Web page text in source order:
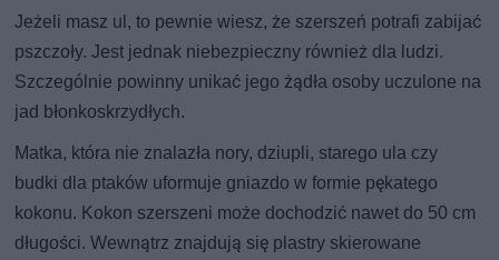
Jeżeli masz ul, to pewnie wiesz, że szerszeń potrafi zabijać
pszczoły. Jest jednak niebezpieczny również dla ludzi.
Szczególnie powinny unikać jego żądła osoby uczulone na
jad błonkoskrzydłych.
Matka, która nie znalazła nory, dziupli, starego ula czy
budki dla ptaków uformuje gniazdo w formie pękatego
kokonu. Kokon szerszeni może dochodzić nawet do 50 cm
długości. Wewnątrz znajdują się plastry skierowane